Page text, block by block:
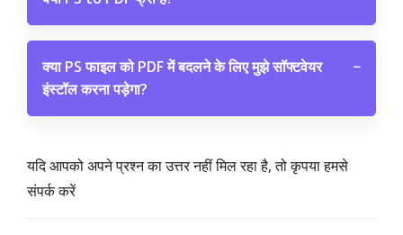
क्या PS फाइल को PDF में बदलने के लिए मुझे सॉफ्टवेयर
इंस्टॉल करना पड़ेगा?
−
यदि आपको अपने प्रश्न का उत्तर नहीं मिल रहा है, तो कृपया हमसे
संपर्क करें